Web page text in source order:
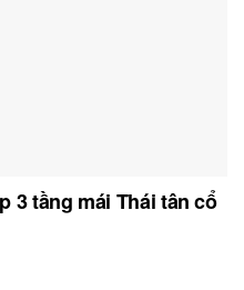
3 tầng mái Thái tân cổ